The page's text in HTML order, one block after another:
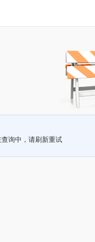
查询中，请刷新重试